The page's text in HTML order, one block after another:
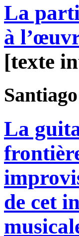
La
à
[texte
Santiago
La
de cet